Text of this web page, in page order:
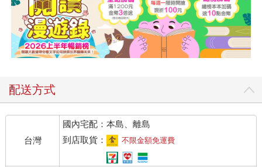
配送方式
台灣
國內宅配：本島、離島
到店取貨：
不限金額免運費